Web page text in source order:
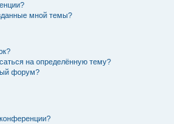
мной темы?
на определённую тему?
форум?